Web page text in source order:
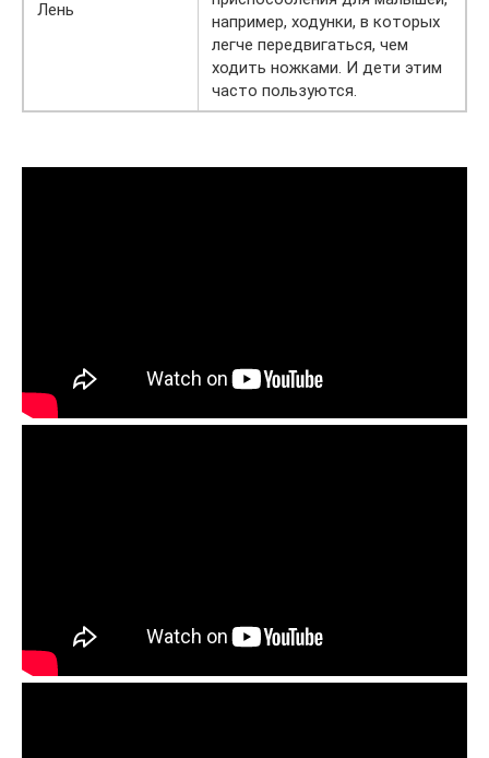
Лень
например, ходунки, в которых
легче передвигаться, чем
ходить ножками. И дети этим
часто пользуются.